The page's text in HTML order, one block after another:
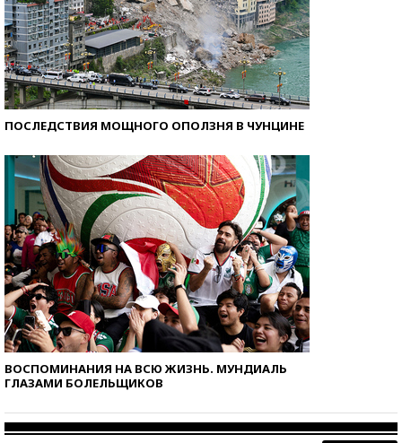
ПОСЛЕДСТВИЯ МОЩНОГО ОПОЛЗНЯ В ЧУНЦИНЕ
ВОСПОМИНАНИЯ НА ВСЮ ЖИЗНЬ. МУНДИАЛЬ
ГЛАЗАМИ БОЛЕЛЬЩИКОВ